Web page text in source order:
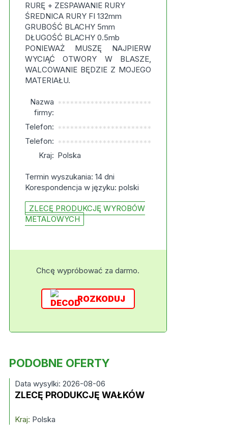
RURĘ + ZESPAWANIE RURY
ŚREDNICA RURY FI 132mm
GRUBOŚĆ BLACHY 5mm
DŁUGOŚĆ BLACHY 0.5mb
PONIEWAŻ MUSZĘ NAJPIERW
WYCIĄĆ OTWORY W BLASZE,
WALCOWANIE BĘDZIE Z MOJEGO
MATERIAŁU.
Nazwa
firmy:
***********************
Telefon: ***********************
Telefon: ***********************
Kraj: Polska
Termin wyszukania: 14 dni
Korespondencja w języku: polski
ZLECĘ PRODUKCJĘ WYROBÓW
METALOWYCH
Chcę wypróbować za darmo.
ROZKODUJ
PODOBNE OFERTY
Data wysylki: 2026-08-06
ZLECĘ PRODUKCJĘ WAŁKÓW
Kraj: Polska